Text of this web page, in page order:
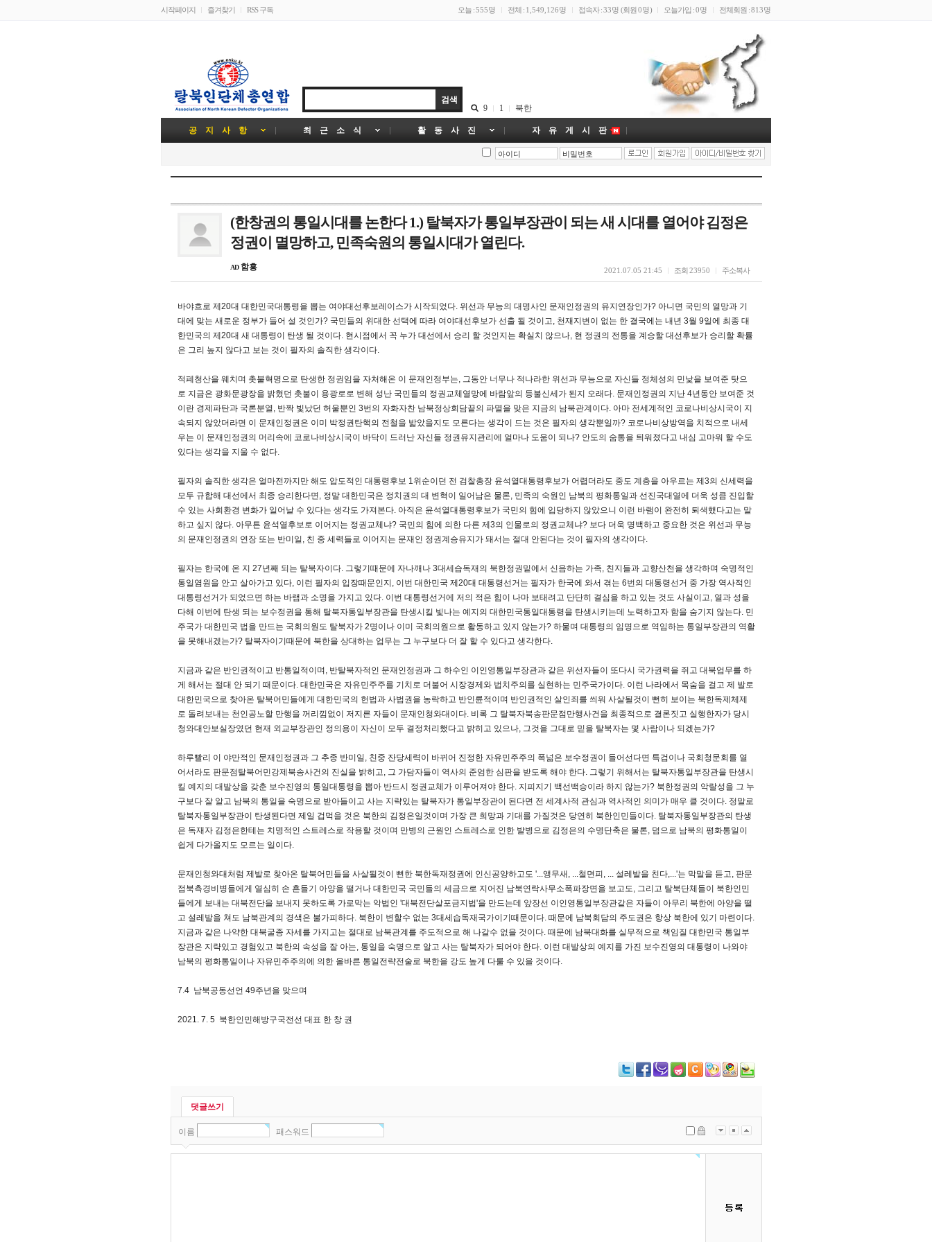
시작페이지 즐겨찾기 RSS 구독 오늘 :555명 전체 : 1,549,126명 접속자 :33명 (회원 0명) 오늘가입 :0명 전체회원 :813명
9 1 북한
공 지 사 항 최 근 소 식 활 동 사 진 자 유 게 시 판
(한창권의 통일시대를 논한다 1.) 탈북자가 통일부장관이 되는 새 시대를 열어야 김정은
정권이 멸망하고, 민족숙원의 통일시대가 열린다.
AD 함흥 2021.07.05 21:45 조회23950 주소복사
바야흐로 제20대 대한민국대통령을 뽑는 여야대선후보레이스가 시작되었다. 위선과 무능의 대명사인 문재인정권의 유지연장인가? 아니면 국민의 열망과 기
대에 맞는 새로운 정부가 들어 설 것인가? 국민들의 위대한 선택에 따라 여야대선후보가 선출 될 것이고, 천재지변이 없는 한 결국에는 내년 3월 9일에 최종 대
한민국의 제20대 새 대통령이 탄생 될 것이다. 현시점에서 꼭 누가 대선에서 승리 할 것인지는 확실치 않으나, 현 정권의 전통을 계승할 대선후보가 승리할 확률
은 그리 높지 않다고 보는 것이 필자의 솔직한 생각이다.
적폐청산을 웨치며 촛불혁명으로 탄생한 정권임을 자처해온 이 문재인정부는, 그동안 너무나 적나라한 위선과 무능으로 자신들 정체성의 민낯을 보여준 탓으
로 지금은 광화문광장을 밝혔던 촛불이 용광로로 변해 성난 국민들의 정권교체열망에 바람앞의 등불신세가 된지 오래다. 문재인정권의 지난 4년동안 보여준 것
이란 경제파탄과 국론분열, 반짝 빛났던 허울뿐인 3번의 자화자찬 남북정상회담끝의 파멸을 맞은 지금의 남북관계이다. 아마 전세계적인 코로나비상시국이 지
속되지 않았더라면 이 문재인정권은 이미 박정권탄핵의 전철을 밟았을지도 모른다는 생각이 드는 것은 필자의 생각뿐일까? 코로나비상방역을 치적으로 내세
우는 이 문재인정권의 머리속에 코로나비상시국이 바닥이 드러난 자신들 정권유지관리에 얼마나 도움이 되나? 안도의 숨통을 틔워졌다고 내심 고마워 할 수도
있다는 생각을 지울 수 없다.
필자의 솔직한 생각은 얼마전까지만 해도 압도적인 대통령후보 1위순이던 전 검찰총장 윤석열대통령후보가 어렵더라도 중도 계층을 아우르는 제3의 신세력을
모두 규합해 대선에서 최종 승리한다면, 정말 대한민국은 정치권의 대 변혁이 일어남은 물론, 민족의 숙원인 남북의 평화통일과 선진국대열에 더욱 성큼 진입할
수 있는 사회환경 변화가 일어날 수 있다는 생각도 가져본다. 아직은 윤석열대통령후보가 국민의 힘에 입당하지 않았으니 이런 바램이 완전히 퇴색했다고는 말
하고 싶지 않다. 아무튼 윤석열후보로 이어지는 정권교체냐? 국민의 힘에 의한 다른 제3의 인물로의 정권교체냐? 보다 더욱 명백하고 중요한 것은 위선과 무능
의 문재인정권의 연장 또는 반미일, 친 중 세력들로 이어지는 문재인 정권계승유지가 돼서는 절대 안된다는 것이 필자의 생각이다.
필자는 한국에 온 지 27년째 되는 탈북자이다. 그렇기때문에 자나깨나 3대세습독재의 북한정권밑에서 신음하는 가족, 친지들과 고향산천을 생각하며 숙명적인
통일염원을 안고 살아가고 있다, 이런 필자의 입장때문인지, 이번 대한민국 제20대 대통령선거는 필자가 한국에 와서 겪는 6번의 대통령선거 중 가장 역사적인
대통령선거가 되었으면 하는 바램과 소명을 가지고 있다. 이번 대통령선거에 저의 적은 힘이 나마 보태려고 단단히 결심을 하고 있는 것도 사실이고, 열과 성을
다해 이번에 탄생 되는 보수정권을 통해 탈북자통일부장관을 탄생시킬 빛나는 예지의 대한민국통일대통령을 탄생시키는데 노력하고자 함을 숨기지 않는다. 민
주국가 대한민국 법을 만드는 국회의원도 탈북자가 2명이나 이미 국회의원으로 활동하고 있지 않는가? 하물며 대통령의 임명으로 역임하는 통일부장관의 역활
을 못해내겠는가? 탈북자이기때문에 북한을 상대하는 업무는 그 누구보다 더 잘 할 수 있다고 생각한다.
지금과 같은 반인권적이고 반통일적이며, 반탈북자적인 문재인정권과 그 하수인 이인영통일부장관과 같은 위선자들이 또다시 국가권력을 쥐고 대북업무를 하
게 해서는 절대 안 되기 때문이다. 대한민국은 자유민주주를 기치로 더불어 시장경제와 법치주의를 실현하는 민주국가이다. 이런 나라에서 목숨을 걸고 제 발로
대한민국으로 찾아온 탈북어민들에게 대한민국의 헌법과 사법권을 농락하고 반인륜적이며 반인권적인 살인죄를 씌워 사살될것이 뻔히 보이는 북한독제체제
로 돌려보내는 천인공노할 만행을 꺼리낌없이 저지른 자들이 문재인청와대이다. 비록 그 탈북자북송판문점만행사건을 최종적으로 결론짓고 실행한자가 당시
청와대안보실장였던 현재 외교부장관인 정의용이 자신이 모두 결정처리했다고 밝히고 있으나, 그것을 그대로 믿을 탈북자는 몇 사람이나 되겠는가?
하루빨리 이 야만적인 문재인정권과 그 추종 반미일, 친중 잔당세력이 바뀌어 진정한 자유민주주의 폭넒은 보수정권이 들어선다면 특검이나 국회청문회를 열
어서라도 판문점탈북어민강제북송사건의 진실을 밝히고, 그 가담자들이 역사의 준엄한 심판을 받도록 해야 한다. 그렇기 위해서는 탈북자통일부장관을 탄생시
킬 예지의 대발상을 갖춘 보수진영의 통일대통령을 뽑아 반드시 정권교체가 이루어져야 한다. 지피지기 백선백승이라 하지 않는가? 북한정권의 악랄성을 그 누
구보다 잘 알고 남북의 통일을 숙명으로 받아들이고 사는 지략있는 탈북자가 통일부장관이 된다면 전 세계사적 관심과 역사적인 의미가 매우 클 것이다. 정말로
탈북자통일부장관이 탄생된다면 제일 겁먹을 것은 북한의 김정은일것이며 가장 큰 희망과 기대를 가질것은 당연히 북한인민들이다. 탈북자통일부장관의 탄생
은 독재자 김정은한테는 치명적인 스트레스로 작용할 것이며 만병의 근원인 스트레스로 인한 발병으로 김정은의 수명단축은 물론, 덤으로 남북의 평화통일이
쉽게 다가올지도 모르는 일이다.
문재인청와대처럼 제발로 찾아온 탈북어민들을 사살될것이 뻔한 북한독재정권에 인신공양하고도 '...앵무새, ...철면피, ... 설레발을 친다,...'는 막말을 듣고, 판문
점북측경비병들에게 열심히 손 흔들기 아양을 떨거나 대한민국 국민들의 세금으로 지어진 남북연락사무소폭파장면을 보고도, 그리고 탈북단체들이 북한인민
들에게 보내는 대북전단을 보내지 못하도록 가로막는 악법인 '대북전단살포금지법'을 만드는데 앞장선 이인영통일부장관같은 자들이 아무리 북한에 아양을 떨
고 설레발을 쳐도 남북관계의 경색은 불가피하다. 북한이 변할수 없는 3대세습독재국가이기때문이다. 때문에 남북회담의 주도권은 항상 북한에 있기 마련이다.
지금과 같은 나약한 대북굴종 자세를 가지고는 절대로 남북관계를 주도적으로 해 나갈수 없을 것이다. 때문에 남북대화를 실무적으로 책임질 대한민국 통일부
장관은 지략있고 경험있고 북한의 속성을 잘 아는, 통일을 숙명으로 알고 사는 탈북자가 되어야 한다. 이런 대발상의 예지를 가진 보수진영의 대통령이 나와야
남북의 평화통일이나 자유민주주의에 의한 올바른 통일전략전술로 북한을 강도 높게 다룰 수 있을 것이다.
7.4 남북공동선언 49주년을 맞으며
2021. 7. 5 북한인민해방구국전선 대표 한 창 권
댓글쓰기
이름 패스워드